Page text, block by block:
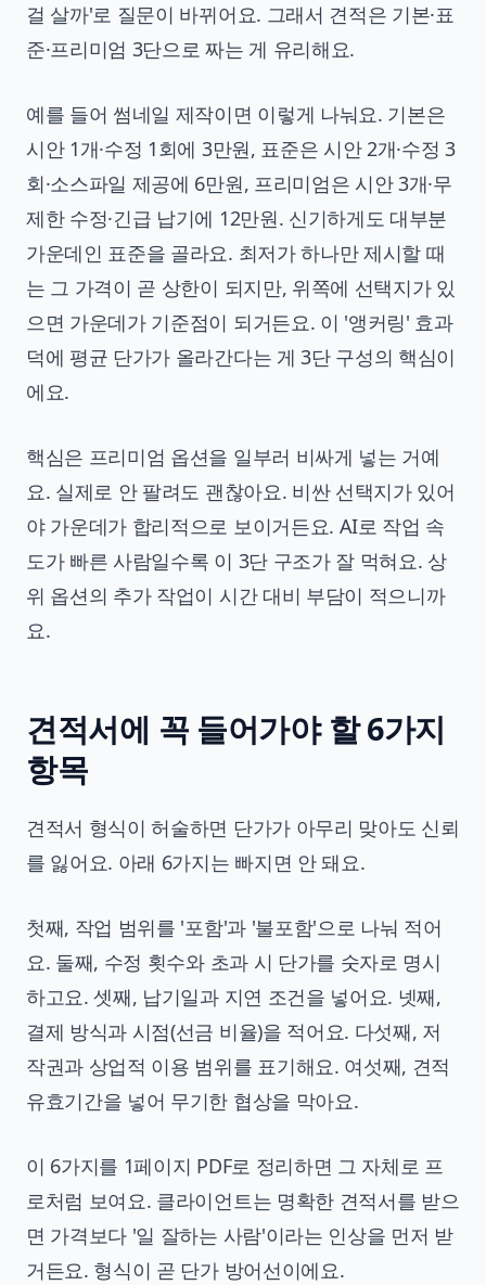
걸 살까'로 질문이 바뀌어요. 그래서 견적은 기본·표
준·프리미엄 3단으로 짜는 게 유리해요.
예를 들어 썸네일 제작이면 이렇게 나눠요. 기본은
시안 1개·수정 1회에 3만원, 표준은 시안 2개·수정 3
회·소스파일 제공에 6만원, 프리미엄은 시안 3개·무
제한 수정·긴급 납기에 12만원. 신기하게도 대부분
가운데인 표준을 골라요. 최저가 하나만 제시할 때
는 그 가격이 곧 상한이 되지만, 위쪽에 선택지가 있
으면 가운데가 기준점이 되거든요. 이 '앵커링' 효과
덕에 평균 단가가 올라간다는 게 3단 구성의 핵심이
에요.
핵심은 프리미엄 옵션을 일부러 비싸게 넣는 거예
요. 실제로 안 팔려도 괜찮아요. 비싼 선택지가 있어
야 가운데가 합리적으로 보이거든요. AI로 작업 속
도가 빠른 사람일수록 이 3단 구조가 잘 먹혀요. 상
위 옵션의 추가 작업이 시간 대비 부담이 적으니까
요.
견적서에 꼭 들어가야 할 6가지
항목
견적서 형식이 허술하면 단가가 아무리 맞아도 신뢰
를 잃어요. 아래 6가지는 빠지면 안 돼요.
첫째, 작업 범위를 '포함'과 '불포함'으로 나눠 적어
요. 둘째, 수정 횟수와 초과 시 단가를 숫자로 명시
하고요. 셋째, 납기일과 지연 조건을 넣어요. 넷째,
결제 방식과 시점(선금 비율)을 적어요. 다섯째, 저
작권과 상업적 이용 범위를 표기해요. 여섯째, 견적
유효기간을 넣어 무기한 협상을 막아요.
이 6가지를 1페이지 PDF로 정리하면 그 자체로 프
로처럼 보여요. 클라이언트는 명확한 견적서를 받으
면 가격보다 '일 잘하는 사람'이라는 인상을 먼저 받
거든요. 형식이 곧 단가 방어선이에요.